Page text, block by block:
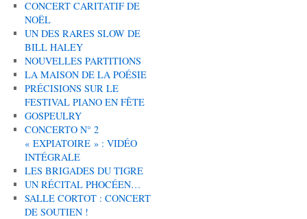
CONCERT CARITATIF DE
NOËL
UN DES RARES SLOW DE
BILL HALEY
NOUVELLES PARTITIONS
LA MAISON DE LA POÉSIE
PRÉCISIONS SUR LE
FESTIVAL PIANO EN FÊTE
GOSPEULRY
CONCERTO N° 2
« EXPIATOIRE » : VIDÉO
INTÉGRALE
LES BRIGADES DU TIGRE
UN RÉCITAL PHOCÉEN…
SALLE CORTOT : CONCERT
DE SOUTIEN !